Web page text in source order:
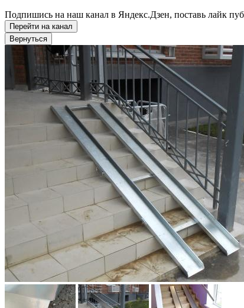
Подпишись на наш канал в Яндекс.Дзен, поставь лайк